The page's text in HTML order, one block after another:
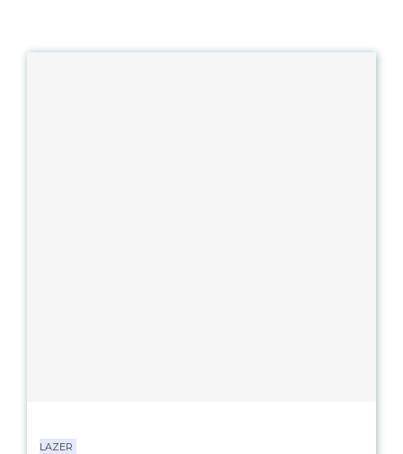
LAZER